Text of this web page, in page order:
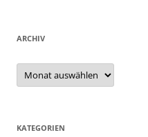
ARCHIV
Archiv
KATEGORIEN